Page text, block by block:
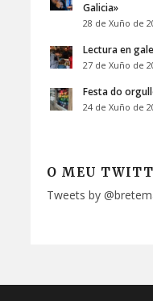
Galicia»
28 de Xuño de
Lectura en
27 de Xuño de
Festa do
24 de Xuño de
O MEU
Tweets by